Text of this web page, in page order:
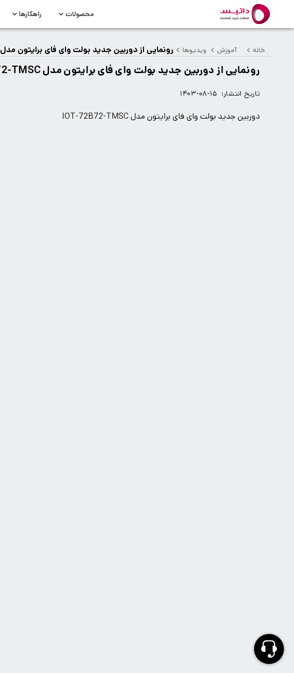
محصولات راهکارها
خانه آموزش ویدیوها رونمایی از دوربین جدید بولت وای فای برایتون مدل IOT-72B72-TMSC
رونمایی از دوربین جدید بولت وای فای برایتون مدل IOT-72B72-TMSC
تاریخ انتشار: ۱۴۰۳-۰۸-۱۵
دوربین جدید بولت وای فای برایتون مدل IOT-72B72-TMSC